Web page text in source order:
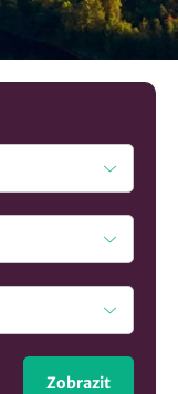
Užijte si společné
kompletní
U nás si vyberete.
Zobrazit